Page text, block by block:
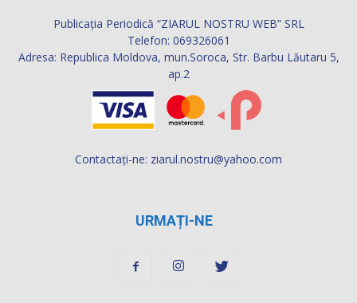
Publicația Periodică “ZIARUL NOSTRU WEB” SRL
Telefon: 069326061
Adresa: Republica Moldova, mun.Soroca, Str. Barbu Lăutaru 5,
ap.2
Contactați-ne: ziarul.nostru@yahoo.com
URMAȚI-NE